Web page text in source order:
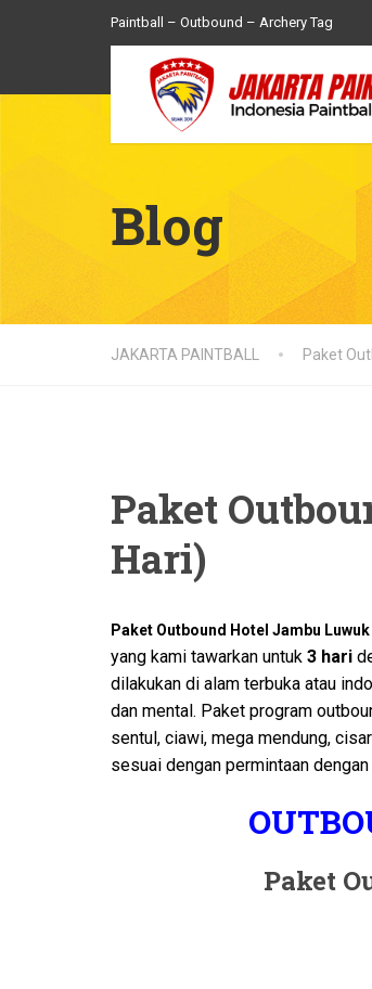
Paintball – Outbound – Archery Tag
Blog
JAKARTA PAINTBALL Paket
Paket
Hari)
Paket Outbound Hotel Jambu
yang kami tawarkan untuk 3 hari
dilakukan di alam terbuka atau
dan mental. Paket program
sentul, ciawi, mega mendung,
sesuai dengan permintaan
Paket